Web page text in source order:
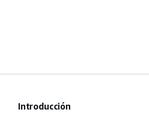
Introducción